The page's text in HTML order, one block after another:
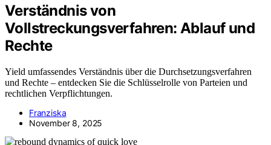
Verständnis von
Vollstreckungsverfahren: Ablauf und
Rechte
Yield umfassendes Verständnis über die Durchsetzungsverfahren
und Rechte – entdecken Sie die Schlüsselrolle von Parteien und
rechtlichen Verpflichtungen.
Franziska
November 8, 2025